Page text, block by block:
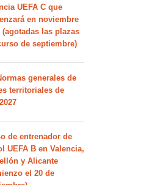
UEFA C que
en noviembre
(agotadas las plazas
de septiembre)
generales de
territoriales de
de entrenador de
UEFA B en Valencia,
y Alicante
el 20 de